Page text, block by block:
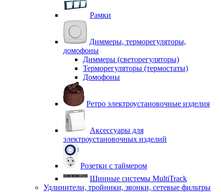
Рамки
Диммеры, терморегуляторы,
домофоны
Диммеры (светорегуляторы)
Терморегуляторы (термостаты)
Домофоны
Ретро электроустановочные изделия
Аксессуары для
электроустановочных изделий
Розетки с таймером
Шинные системы MultiTrack
Удлинители, тройники, звонки, сетевые фильтры